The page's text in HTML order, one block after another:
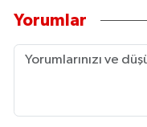
Yorumlar